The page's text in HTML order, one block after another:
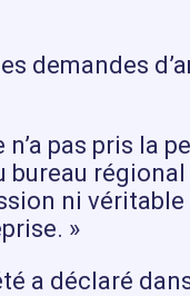
demandes
pas pris la
régional
ni
»
a déclaré